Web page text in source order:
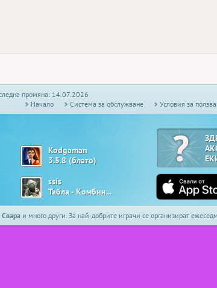
промяна: 14.07.2026
Начало
Системa за обслужване Условия за
Kodgaman
3.5.8 (блато)
ssis
Табла - Комбинирана
Свара и много други. За най-добрите играчи се организират